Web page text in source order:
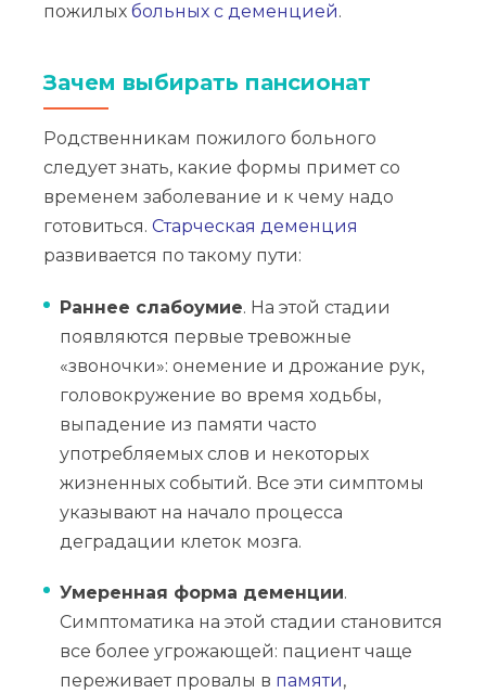
пожилых больных с деменцией.
Зачем выбирать пансионат
Родственникам пожилого больного
следует знать, какие формы примет со
временем заболевание и к чему надо
готовиться. Старческая деменция
развивается по такому пути:
Раннее слабоумие. На этой стадии
появляются первые тревожные
«звоночки»: онемение и дрожание рук,
головокружение во время ходьбы,
выпадение из памяти часто
употребляемых слов и некоторых
жизненных событий. Все эти симптомы
указывают на начало процесса
деградации клеток мозга.
Умеренная форма деменции.
Симптоматика на этой стадии становится
все более угрожающей: пациент чаще
переживает провалы в памяти,